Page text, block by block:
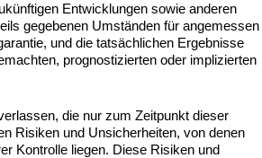
Entwicklungen sowie anderen
gegebenen Umständen für angemessen
und die tatsächlichen Ergebnisse
prognostizierten oder implizierten
die nur zum Zeitpunkt dieser
Risiken und Unsicherheiten, von denen
Kontrolle liegen. Diese Risiken und